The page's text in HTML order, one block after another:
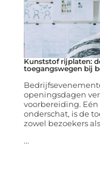
Kunststof rijplaten:
toegangswegen bij
openingsdagen
voorbereiding.
onderschat, is de
zowel bezoekers
...